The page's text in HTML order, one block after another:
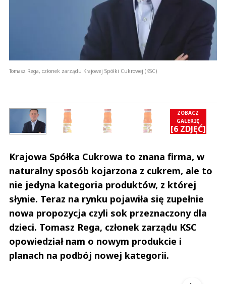
Tomasz Rega, członek zarządu Krajowej Spółki Cukrowej (KSC)
ZOBACZ
GALERIĘ
[6 ZDJĘĆ]
Krajowa Spółka Cukrowa to znana firma, w
naturalny sposób kojarzona z cukrem, ale to
nie jedyna kategoria produktów, z której
słynie. Teraz na rynku pojawiła się zupełnie
nowa propozycja czyli sok przeznaczony dla
dzieci. Tomasz Rega, członek zarządu KSC
opowiedział nam o nowym produkcie i
planach na podbój nowej kategorii.